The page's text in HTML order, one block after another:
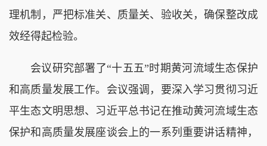
理机制，严把标准关、质量关、验收关，确保整改成
效经得起检验。
会议研究部署了“十五五”时期黄河流域生态保护
和高质量发展工作。会议强调，要深入学习贯彻习近
平生态文明思想、习近平总书记在推动黄河流域生态
保护和高质量发展座谈会上的一系列重要讲话精神，